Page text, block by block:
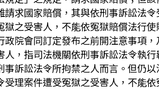
求國家賠償，其與依刑事訴訟法
之受害人，不能依冤獄賠償法行
院會同訂定發布之前開注意事項
，指司法機關依刑事訴訟法令執
訴訟法令所拘禁之人而言。但仍
理案件遭受冤獄之受害人，不能